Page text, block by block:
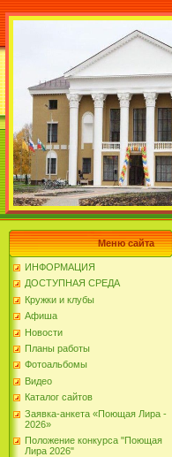
Меню сайта
ИНФОРМАЦИЯ
ДОСТУПНАЯ СРЕДА
Кружки и клубы
Афиша
Новости
Планы работы
Фотоальбомы
Видео
Каталог сайтов
Заявка-анкета «Поющая Лира -
2026»
Положение конкурса "Поющая
Лира 2026"